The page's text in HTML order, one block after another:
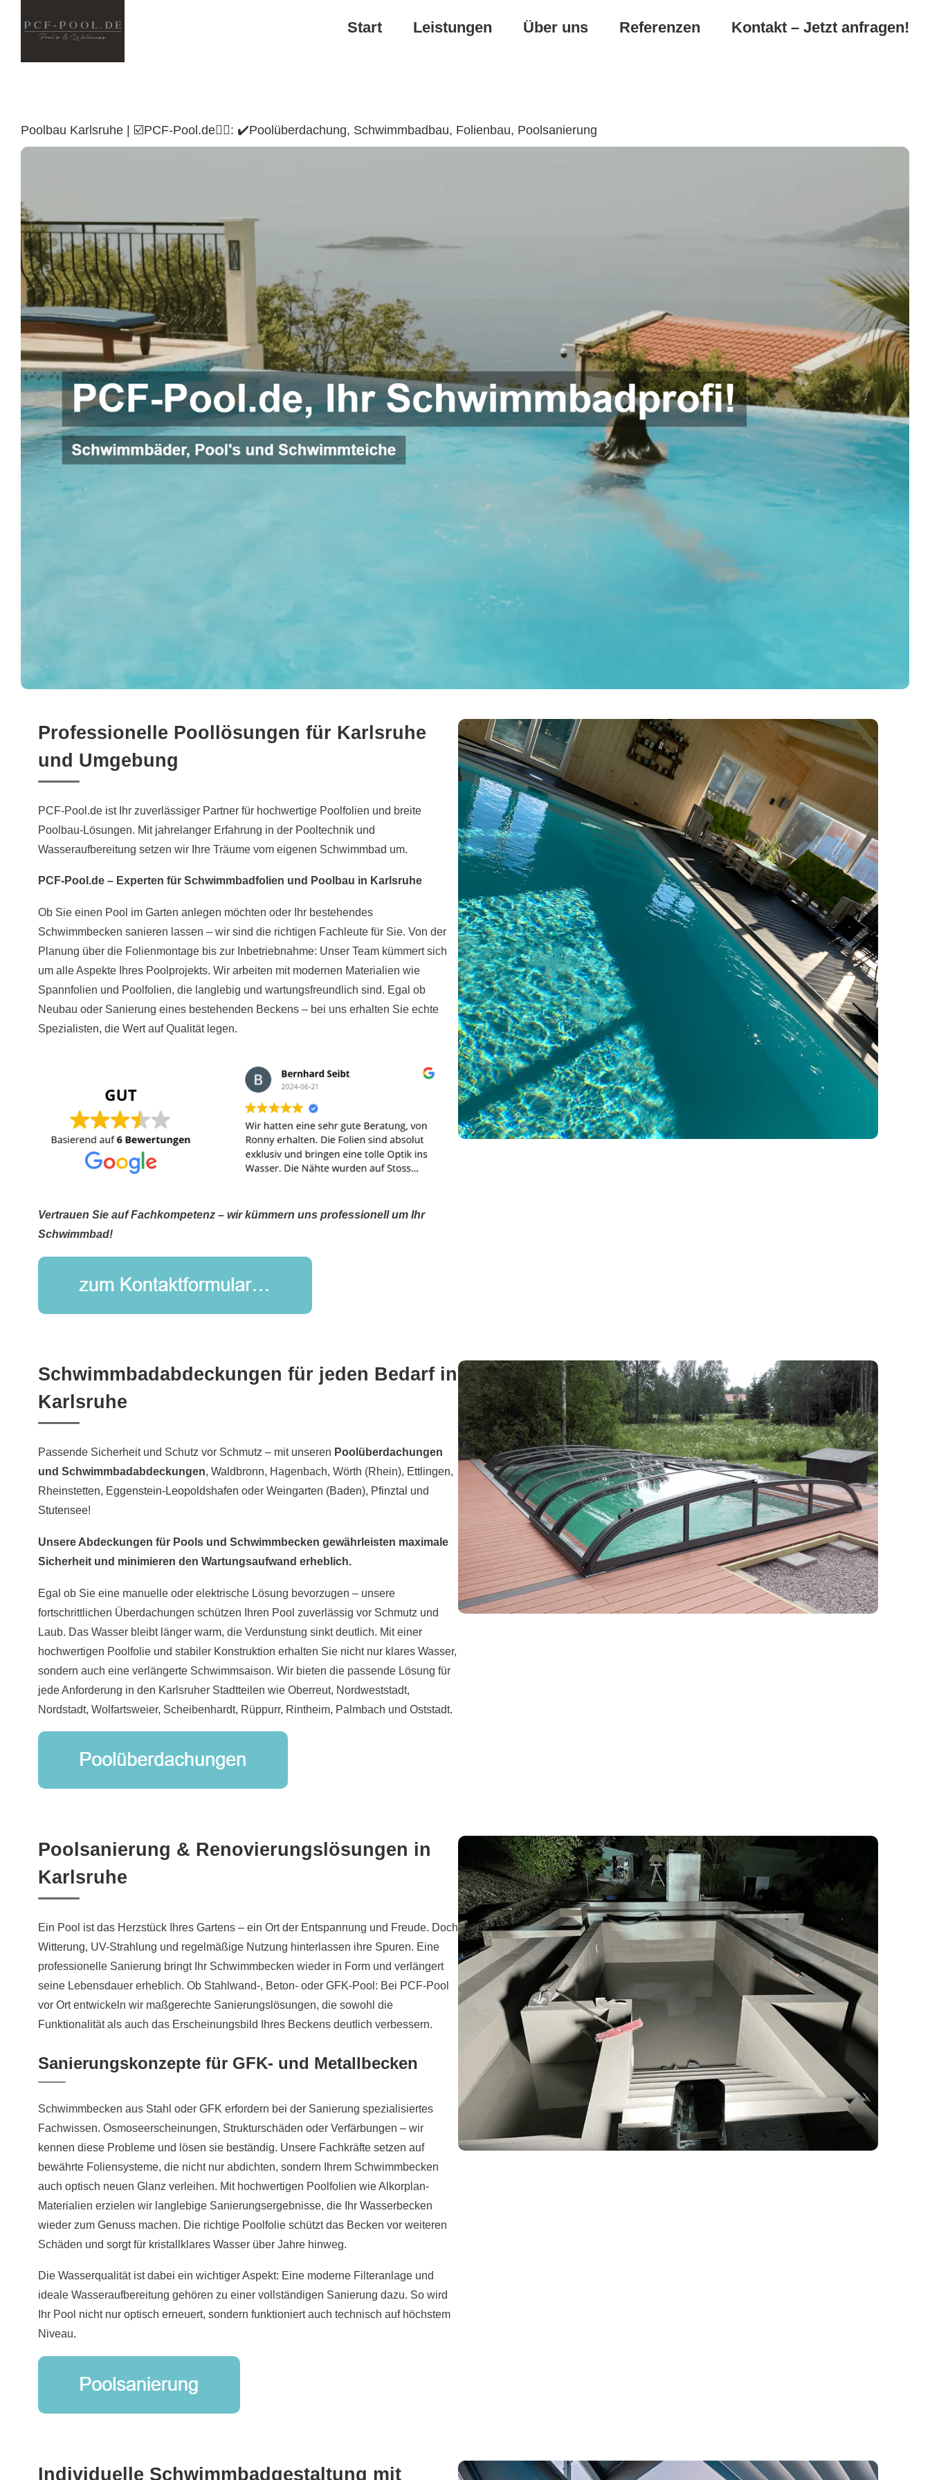
Start Leistungen Über uns Referenzen Kontakt – Jetzt anfragen!
Poolbau Karlsruhe | ☑️PCF-Pool.de🏊🏼: ✔️Poolüberdachung, Schwimmbadbau, Folienbau, Poolsanierung
Professionelle Poollösungen für Karlsruhe
und Umgebung
PCF-Pool.de ist Ihr zuverlässiger Partner für hochwertige Poolfolien und breite
Poolbau-Lösungen. Mit jahrelanger Erfahrung in der Pooltechnik und
Wasseraufbereitung setzen wir Ihre Träume vom eigenen Schwimmbad um.
PCF-Pool.de – Experten für Schwimmbadfolien und Poolbau in Karlsruhe
Ob Sie einen Pool im Garten anlegen möchten oder Ihr bestehendes
Schwimmbecken sanieren lassen – wir sind die richtigen Fachleute für Sie. Von der
Planung über die Folienmontage bis zur Inbetriebnahme: Unser Team kümmert sich
um alle Aspekte Ihres Poolprojekts. Wir arbeiten mit modernen Materialien wie
Spannfolien und Poolfolien, die langlebig und wartungsfreundlich sind. Egal ob
Neubau oder Sanierung eines bestehenden Beckens – bei uns erhalten Sie echte
Spezialisten, die Wert auf Qualität legen.
Vertrauen Sie auf Fachkompetenz – wir kümmern uns professionell um Ihr
Schwimmbad!
Schwimmbadabdeckungen für jeden Bedarf in
Karlsruhe
Passende Sicherheit und Schutz vor Schmutz – mit unseren Poolüberdachungen
und Schwimmbadabdeckungen, Waldbronn, Hagenbach, Wörth (Rhein), Ettlingen,
Rheinstetten, Eggenstein-Leopoldshafen oder Weingarten (Baden), Pfinztal und
Stutensee!
Unsere Abdeckungen für Pools und Schwimmbecken gewährleisten maximale
Sicherheit und minimieren den Wartungsaufwand erheblich.
Egal ob Sie eine manuelle oder elektrische Lösung bevorzugen – unsere
fortschrittlichen Überdachungen schützen Ihren Pool zuverlässig vor Schmutz und
Laub. Das Wasser bleibt länger warm, die Verdunstung sinkt deutlich. Mit einer
hochwertigen Poolfolie und stabiler Konstruktion erhalten Sie nicht nur klares Wasser,
sondern auch eine verlängerte Schwimmsaison. Wir bieten die passende Lösung für
jede Anforderung in den Karlsruher Stadtteilen wie Oberreut, Nordweststadt,
Nordstadt, Wolfartsweier, Scheibenhardt, Rüppurr, Rintheim, Palmbach und Oststadt.
Poolsanierung & Renovierungslösungen in
Karlsruhe
Ein Pool ist das Herzstück Ihres Gartens – ein Ort der Entspannung und Freude. Doch
Witterung, UV-Strahlung und regelmäßige Nutzung hinterlassen ihre Spuren. Eine
professionelle Sanierung bringt Ihr Schwimmbecken wieder in Form und verlängert
seine Lebensdauer erheblich. Ob Stahlwand-, Beton- oder GFK-Pool: Bei PCF-Pool
vor Ort entwickeln wir maßgerechte Sanierungslösungen, die sowohl die
Funktionalität als auch das Erscheinungsbild Ihres Beckens deutlich verbessern.
Sanierungskonzepte für GFK- und Metallbecken
Schwimmbecken aus Stahl oder GFK erfordern bei der Sanierung spezialisiertes
Fachwissen. Osmoseerscheinungen, Strukturschäden oder Verfärbungen – wir
kennen diese Probleme und lösen sie beständig. Unsere Fachkräfte setzen auf
bewährte Foliensysteme, die nicht nur abdichten, sondern Ihrem Schwimmbecken
auch optisch neuen Glanz verleihen. Mit hochwertigen Poolfolien wie Alkorplan-
Materialien erzielen wir langlebige Sanierungsergebnisse, die Ihr Wasserbecken
wieder zum Genuss machen. Die richtige Poolfolie schützt das Becken vor weiteren
Schäden und sorgt für kristallklares Wasser über Jahre hinweg.
Die Wasserqualität ist dabei ein wichtiger Aspekt: Eine moderne Filteranlage und
ideale Wasseraufbereitung gehören zu einer vollständigen Sanierung dazu. So wird
Ihr Pool nicht nur optisch erneuert, sondern funktioniert auch technisch auf höchstem
Niveau.
Individuelle Schwimmbadgestaltung mit